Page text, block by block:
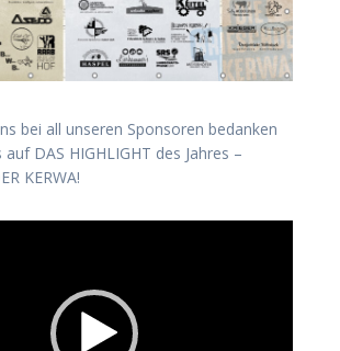
bei all unseren Sponsoren bedanken
DAS HIGHLIGHT des Jahres –
KERWA!